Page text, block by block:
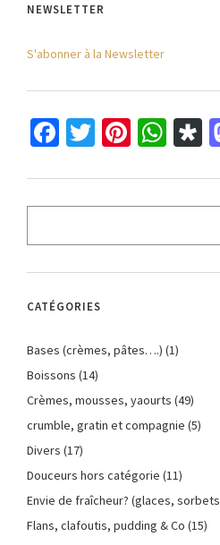
NEWSLETTER
S'abonner à la Newsletter
Facebook
Twitter
CATÉGORIES
Bases (crèmes, pâtes….) (1)
Boissons (14)
Crèmes, mousses, yaourts (49)
crumble, gratin et compagnie (5)
Divers (17)
Douceurs hors catégorie (11)
Envie de fraîcheur? (glaces,
Flans, clafoutis, pudding & Co (15)